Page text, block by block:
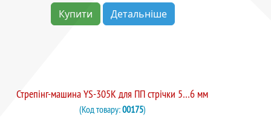
Купити Детальніше
Стрепінг-машина YS-305K для ПП стрічки 5…6 мм
(Код товару:00175)